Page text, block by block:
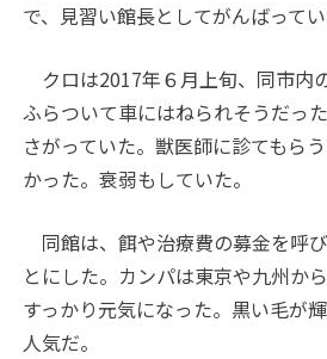
で、見習い館長としてがんばってい
クロは2017年６月上旬、同市内
ふらついて車にはねられそうだっ
さがっていた。獣医師に診てもら
かった。衰弱もしていた。
同館は、餌や治療費の募金を呼
とにした。カンパは東京や九州か
すっかり元気になった。黒い毛が
人気だ。